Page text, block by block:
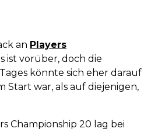
an Players
ist vorüber, doch die
könnte sich eher darauf
Start war, als auf diejenigen,
Championship 20 lag bei